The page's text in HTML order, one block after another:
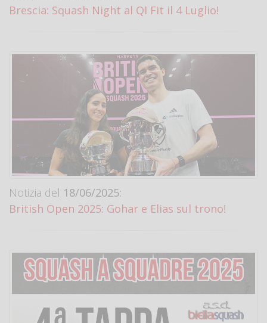
Brescia: Squash Night al QI Fit il 4 Luglio!
Notizia del 18/06/2025:
British Open 2025: Gohar e Elias sul trono!